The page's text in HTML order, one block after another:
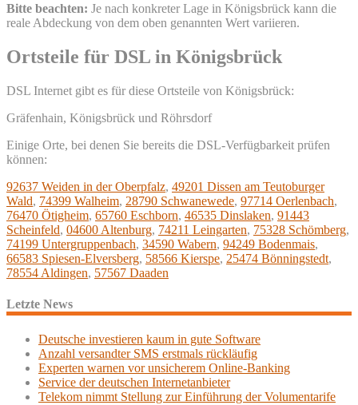
Bitte beachten: Je nach konkreter Lage in Königsbrück kann die
reale Abdeckung von dem oben genannten Wert variieren.
Ortsteile für DSL in Königsbrück
DSL Internet gibt es für diese Ortsteile von Königsbrück:
Gräfenhain, Königsbrück und Röhrsdorf
Einige Orte, bei denen Sie bereits die DSL-Verfügbarkeit prüfen
können:
92637 Weiden in der Oberpfalz, 49201 Dissen am Teutoburger
Wald, 74399 Walheim, 28790 Schwanewede, 97714 Oerlenbach,
76470 Ötigheim, 65760 Eschborn, 46535 Dinslaken, 91443
Scheinfeld, 04600 Altenburg, 74211 Leingarten, 75328 Schömberg,
74199 Untergruppenbach, 34590 Wabern, 94249 Bodenmais,
66583 Spiesen-Elversberg, 58566 Kierspe, 25474 Bönningstedt,
78554 Aldingen, 57567 Daaden
Letzte News
Deutsche investieren kaum in gute Software
Anzahl versandter SMS erstmals rückläufig
Experten warnen vor unsicherem Online-Banking
Service der deutschen Internetanbieter
Telekom nimmt Stellung zur Einführung der Volumentarife